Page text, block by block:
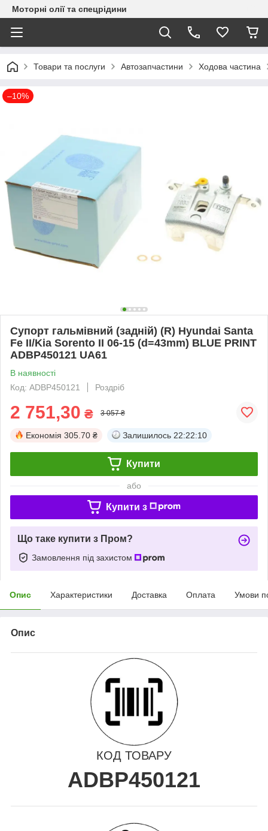
Моторні олії та спецрідини
Товари та послуги Автозапчастини Ходова частина
–10%
Супорт гальмівний (задній) (R) Hyundai Santa
Fe II/Kia Sorento II 06-15 (d=43mm) BLUE PRINT
ADBP450121 UA61
В наявності
Код: ADBP450121
Роздріб
2 751,30 ₴ 3 057 ₴
Економія 305.70 ₴ Залишилось 22:22:10
Купити
або
Купити з
Що таке купити з Пром?
Замовлення під захистом
Опис Характеристики Доставка Оплата Умови
Опис
КОД ТОВАРУ
ADBP450121